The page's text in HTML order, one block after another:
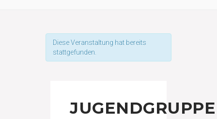
Diese Veranstaltung hat bereits
stattgefunden.
JUGENDGRUPPE